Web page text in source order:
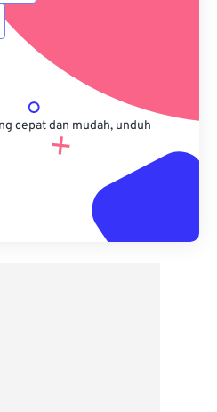
cepat dan mudah, unduh